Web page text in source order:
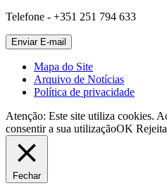
Telefone - +351 251 794 633
Mapa do Site
Arquivo de Notícias
Política de privacidade
Atenção: Este site utiliza cookies.
consentir a sua utilizaçãoOK
Fechar